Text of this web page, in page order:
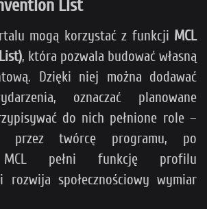
List
mogą korzystać z funkcji MCL
, która pozwala budować własną
Dzięki niej można dodawać
oznaczać planowane
do nich pełnione role –
przez twórcę programu, po
MCL pełni funkcję profilu
rozwija społecznościowy wymiar